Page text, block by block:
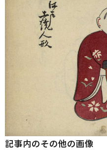
記事内のその他の画像